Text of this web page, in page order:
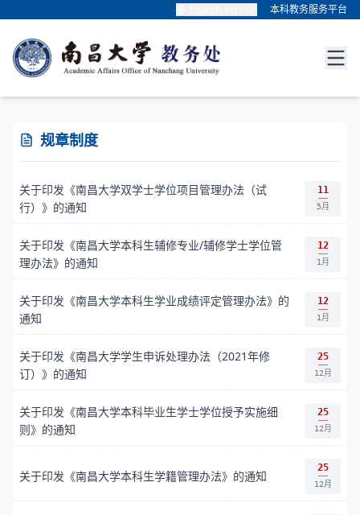
本科教务服务平台
规章制度
关于印发《南昌大学双学士学位项目管理办法（试
行）》的通知
11
5月
关于印发《南昌大学本科生辅修专业/辅修学士学位管
理办法》的通知
12
1月
关于印发《南昌大学本科生学业成绩评定管理办法》的
通知
12
1月
关于印发《南昌大学学生申诉处理办法（2021年修
订）》的通知
25
12月
关于印发《南昌大学本科毕业生学士学位授予实施细
则》的通知
25
12月
关于印发《南昌大学本科生学籍管理办法》的通知
25
12月